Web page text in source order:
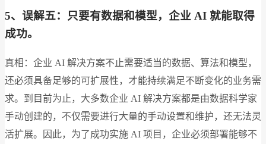
5、误解五：只要有数据和模型，企业 AI 就能取得
成功。
真相：企业 AI 解决方案不止需要适当的数据、算法和模型，
还必须具备足够的可扩展性，才能持续满足不断变化的业务需
求。到目前为止，大多数企业 AI 解决方案都是由数据科学家
手动创建的，不仅需要进行大量的手动设置和维护，还无法灵
活扩展。因此，为了成功实施 AI 项目，企业必须部署能够不